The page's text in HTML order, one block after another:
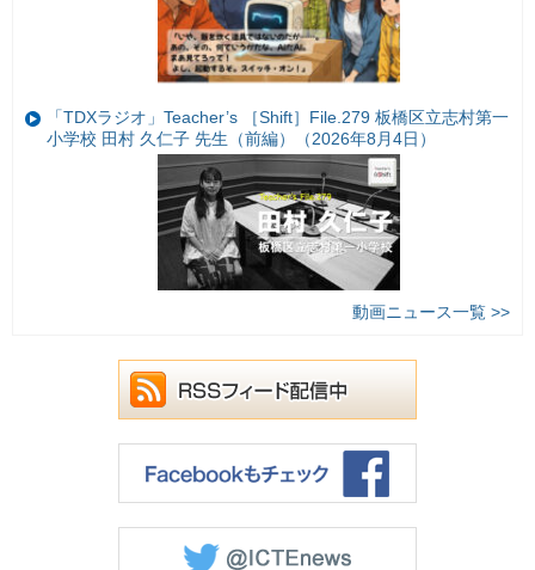
「TDXラジオ」Teacher’s ［Shift］File.279 板橋区立志村第一
小学校 田村 久仁子 先生（前編）（2026年8月4日）
動画ニュース一覧 >>